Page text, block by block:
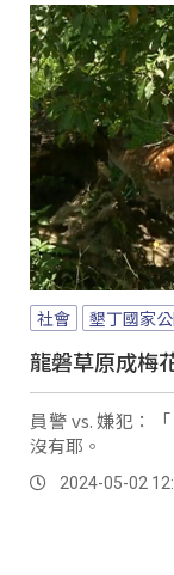
社會 墾丁國家
龍磐草原成梅
員警 vs. 嫌犯：
沒有耶。
2024-05-02